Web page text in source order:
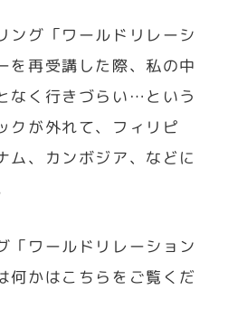
ング「ワールドリレーシ
を再受講した際、私の中
なく行きづらい…という
クが外れて、フィリピ
ム、カンボジア、などに
「ワールドリレーション
何かはこちらをご覧くだ